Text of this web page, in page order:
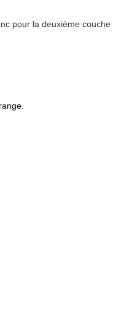
pour la deuxième couche